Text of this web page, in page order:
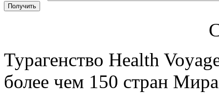
Турагенство Health
более чем 150 стран